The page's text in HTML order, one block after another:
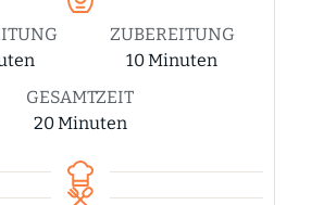
ZUBEREITUNG
10Minuten
Minuten
GESAMTZEIT
20Minuten
Minuten